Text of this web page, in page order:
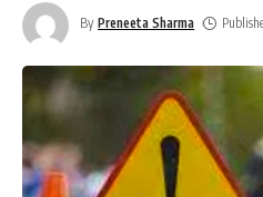
By Preneeta Sharma